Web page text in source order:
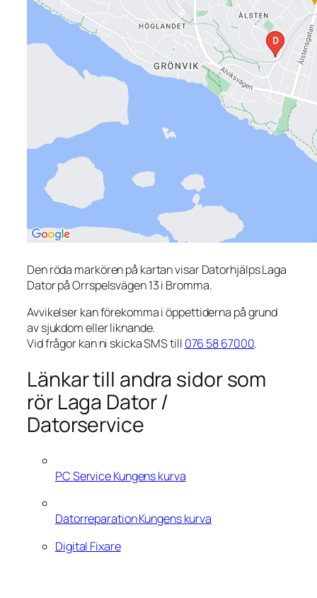
Den röda markören på kartan visar Datorhjälps Laga
Dator på Orrspelsvägen 13 i Bromma.
Avvikelser kan förekomma i öppettiderna på grund
av sjukdom eller liknande.
Vid frågor kan ni skicka SMS till 076 58 67000.
Länkar till andra sidor som
rör Laga Dator /
Datorservice
PC Service Kungens kurva
Datorreparation Kungens kurva
Digital Fixare